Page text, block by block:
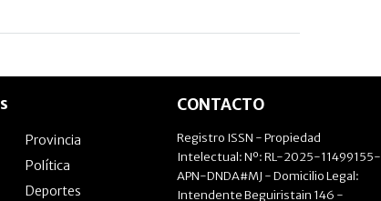
Provincia
Política
Deportes
CONTACTO
Registro ISSN - Propiedad
Intelectual: Nº: RL-2025-11499155-
APN-DNDA#MJ - Domicilio Legal:
Intendente Beguiristain 146 -